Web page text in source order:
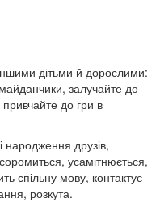
дітьми й дорослими:
залучайте до
привчайте до гри в
народження друзів,
усамітнюється,
спільну мову, контактує
розкута.